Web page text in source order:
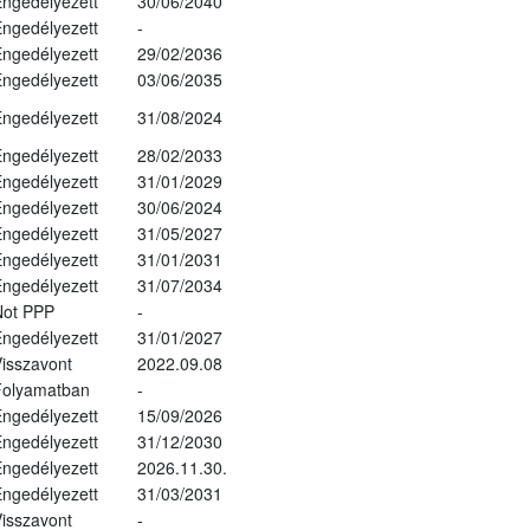
-
29/02/2036
03/06/2035
31/08/2024
28/02/2033
31/01/2029
30/06/2024
31/05/2027
31/01/2031
31/07/2034
PPP
-
31/01/2027
2022.09.08
-
15/09/2026
31/12/2030
2026.11.30.
31/03/2031
-